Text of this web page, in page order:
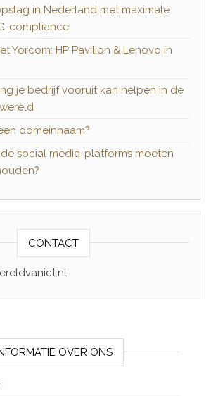
in Nederland met maximale
compliance
Yorcom: HP Pavilion & Lenovo in
je bedrijf vooruit kan helpen in de
domeinnaam?
social media-platforms moeten
CONTACT
OVER ONS